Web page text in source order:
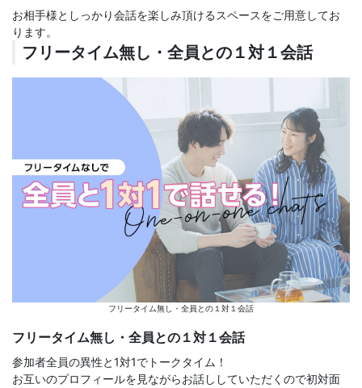
お相手様としっかり会話を楽しみ頂けるスペースをご用意してお
ります。
フリータイム無し・全員との１対１会話
フリータイム無し・全員との１対１会話
フリータイム無し・全員との１対１会話
参加者全員の異性と1対1でトークタイム！
お互いのプロフィールを見ながらお話ししていただくので初対面